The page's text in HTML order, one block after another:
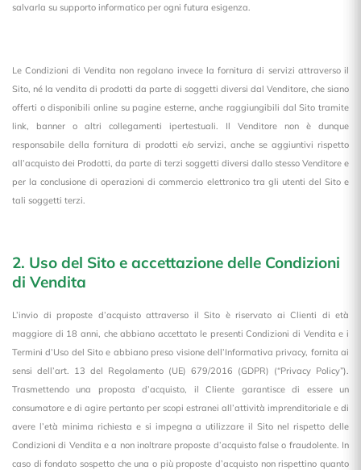
salvarla su supporto informatico per ogni futura esigenza.
Le Condizioni di Vendita non regolano invece la fornitura di servizi attraverso il
Sito, né la vendita di prodotti da parte di soggetti diversi dal Venditore, che siano
offerti o disponibili online su pagine esterne, anche raggiungibili dal Sito tramite
link, banner o altri collegamenti ipertestuali. Il Venditore non è dunque
responsabile della fornitura di prodotti e/o servizi, anche se aggiuntivi rispetto
all’acquisto dei Prodotti, da parte di terzi soggetti diversi dallo stesso Venditore e
per la conclusione di operazioni di commercio elettronico tra gli utenti del Sito e
tali soggetti terzi.
2. Uso del Sito e accettazione delle Condizioni
di Vendita
L’invio di proposte d’acquisto attraverso il Sito è riservato ai Clienti di età
maggiore di 18 anni, che abbiano accettato le presenti Condizioni di Vendita e i
Termini d’Uso del Sito e abbiano preso visione dell’Informativa privacy, fornita ai
sensi dell’art. 13 del Regolamento (UE) 679/2016 (GDPR) (“Privacy Policy”).
Trasmettendo una proposta d’acquisto, il Cliente garantisce di essere un
consumatore e di agire pertanto per scopi estranei all’attività imprenditoriale e di
avere l’età minima richiesta e si impegna a utilizzare il Sito nel rispetto delle
Condizioni di Vendita e a non inoltrare proposte d’acquisto false o fraudolente. In
caso di fondato sospetto che una o più proposte d’acquisto non rispettino quanto